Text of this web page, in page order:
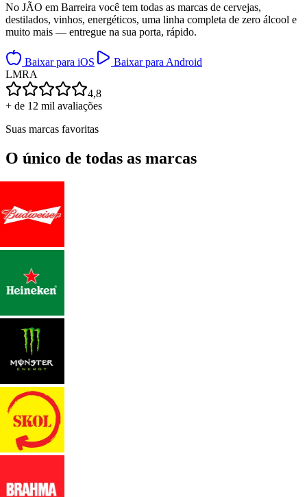
No JÃO em Barreira você tem todas as marcas de cervejas,
destilados, vinhos, energéticos, uma linha completa de zero álcool e
muito mais — entregue na sua porta, rápido.
Baixar para iOS
Baixar para Android
LMRA
4,8
+ de 12 mil avaliações
Suas marcas favoritas
O único de todas as marcas